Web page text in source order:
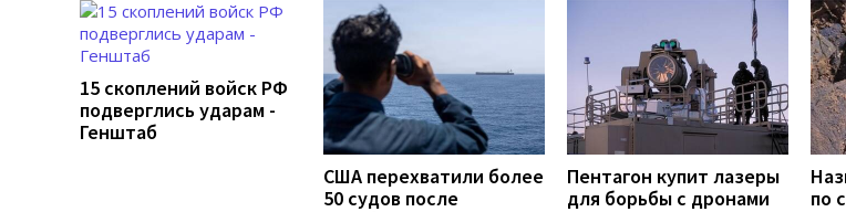
15 скоплений войск РФ
подверглись ударам -
Генштаб
США перехватили более
50 судов после
Пентагон купит лазеры
для борьбы с дронами
по